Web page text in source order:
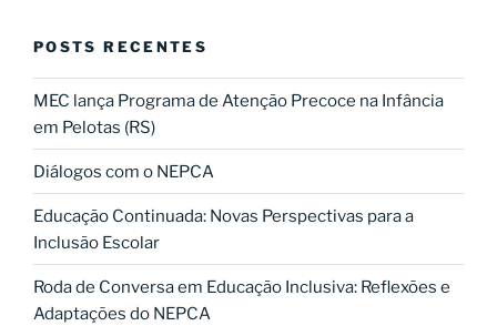
POSTS RECENTES
MEC lança Programa de Atenção Precoce na Infância
em Pelotas (RS)
Diálogos com o NEPCA
Educação Continuada: Novas Perspectivas para a
Inclusão Escolar
Roda de Conversa em Educação Inclusiva: Reflexões e
Adaptações do NEPCA